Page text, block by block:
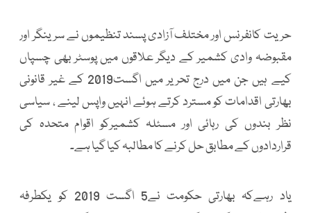
حریت کانفرنس اور مختلف آزادی پسند تنظیموں نے سرینگر اور
مقبوضہ وادی کشمیر کے دیگر علاقوں میں پوسٹر بھی چسپاں
کیے ہیں جن میں درج تحریر میں اگست2019 کے غیر قانونی
بھارتی اقدامات کو مسترد کرتے ہوئے انہیں واپس لینے ، سیاسی
نظر بندوں کی رہائی اور مسئلہ کشمیرکو اقوام متحدہ کی
قراردادوں کے مطابق حل کرنے کا مطالبہ کیا گیا ہے۔
یاد رہےکہ بھارتی حکومت نے5 اگست 2019 کو یکطرفہ